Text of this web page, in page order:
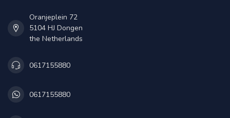
Oranjeplein 72
5104 HJ Dongen
the Netherlands
0617155880
0617155880